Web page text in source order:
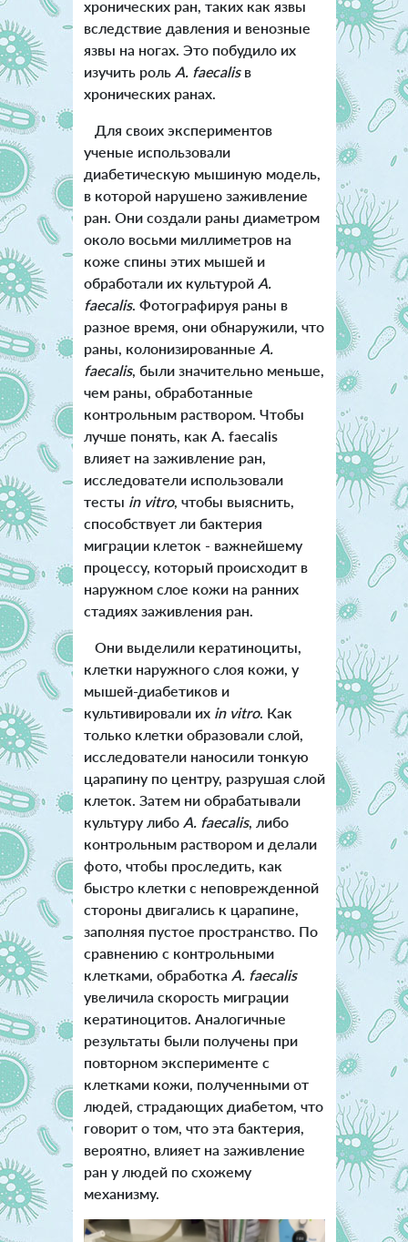
хронических ран, таких как язвы
вследствие давления и венозные
язвы на ногах. Это побудило их
изучить роль A. faecalisв
хронических ранах.
Для своих экспериментов
ученые использовали
диабетическую мышиную модель,
в которой нарушено заживление
ран. Они создали раны диаметром
около восьми миллиметров на
коже спины этих мышей и
обработали их культурой A.
faecalis. Фотографируя раны в
разное время, они обнаружили, что
раны, колонизированные A.
faecalis, были значительно меньше,
чем раны, обработанные
контрольным раствором. Чтобы
лучше понять, как A. faecalis
влияет на заживление ран,
исследователи использовали
тесты in vitro, чтобы выяснить,
способствует ли бактерия
миграции клеток - важнейшему
процессу, который происходит в
наружном слое кожи на ранних
стадиях заживления ран.
Они выделили кератиноциты,
клетки наружного слоя кожи, у
мышей-диабетиков и
культивировали их in vitro. Как
только клетки образовали слой,
исследователи наносили тонкую
царапину по центру, разрушая слой
клеток. Затем ни обрабатывали
культуру либо A. faecalis, либо
контрольным раствором и делали
фото, чтобы проследить, как
быстро клетки с неповрежденной
стороны двигались к царапине,
заполняя пустое пространство. По
сравнению с контрольными
клетками, обработка A. faecalis
увеличила скорость миграции
кератиноцитов. Аналогичные
результаты были получены при
повторном эксперименте с
клетками кожи, полученными от
людей, страдающих диабетом, что
говорит о том, что эта бактерия,
вероятно, влияет на заживление
ран у людей по схожему
механизму.